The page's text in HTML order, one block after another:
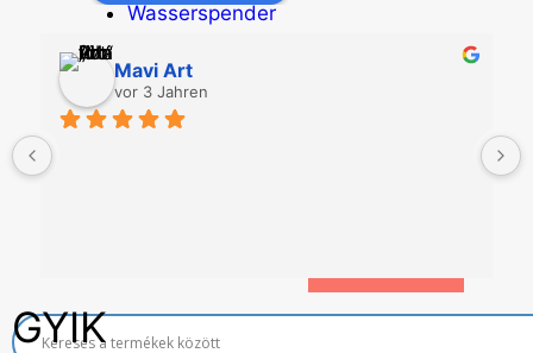
Wasserspender
Weitere Automaten
Dienstleistungen
Blog
Mavi Art
vor 3 Jahren
GYIK